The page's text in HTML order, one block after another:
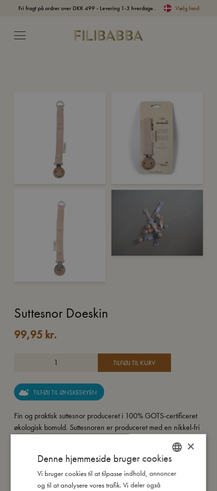
Fri fragt på ordrer over DKK 499 - Levering 1-3 hverdage.. Vælg land
Suttesnor Doeskin
99,95 kr.
TILFØJ TIL KURV
TILFØJ TIL ØNSKESKYEN
Fin og praktisk suttesnor produceret i 100% GOTS-certificeret
økologisk bomuld. Suttesnoren er produceret med en nikkel-fri
dermed sørger for, at sutten altid er i nærheden og ikke falder
på jorden. I den anden ende fastgøres sutten let i suttesnorens
silikonering.
DANISH
×
Denne hjemmeside bruger cookies
Vi bruger cookies til at tilpasse indhold, annoncer
og til at analysere vores trafik. Vi deler også